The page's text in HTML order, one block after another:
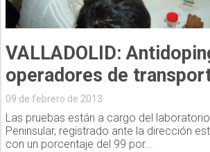
VALLADOLID:
operadores de
09 de febrero de 2013
Las pruebas están a cargo del
Peninsular, registrado ante la dirección
con un porcentaje del 99 por...